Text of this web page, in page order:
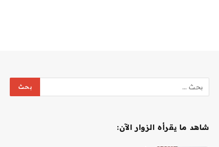
شاهد ما يقرأه الزوار الآن: